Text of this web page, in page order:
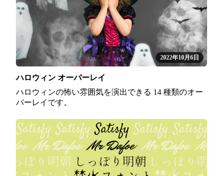
2022年10月6日
ハロウィン オーバーレイ
ハロウィンの怖い雰囲気を演出できる 14 種類のオー
バーレイです。